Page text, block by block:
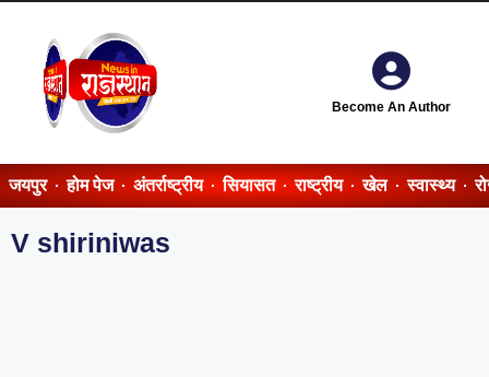
Become An Author
जयपुर होम पेज अंतर्राष्ट्रीय सियासत राष्ट्रीय खेल स्वास्थ्य
V shiriniwas